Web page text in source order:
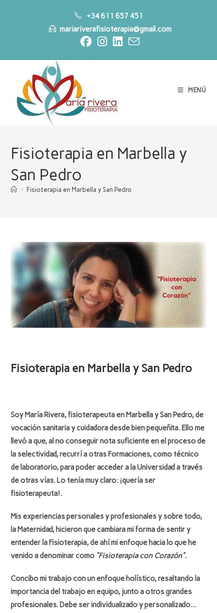
+34 611 657 451
mariariverafisioterapia@gmail.com
MENÚ
Fisioterapia en Marbella y
San Pedro
> Fisioterapia en Marbella y San Pedro
Fisioterapia en Marbella y San Pedro
Soy María Rivera, fisioterapeuta en Marbella y San Pedro, de
vocación sanitaria y cuidadora desde bien pequeñita. Ello me
llevó a que, al no conseguir nota suficiente en el proceso de
la selectividad, recurrí a otras Formaciones, como técnico
de laboratorio, para poder acceder a la Universidad a través
de otras vías. Lo tenía muy claro: ¡quería ser
fisioterapeuta!.
Mis experiencias personales y profesionales y sobre todo,
la Maternidad, hicieron que cambiara mi forma de sentir y
entender la Fisioterapia, de ahí mi enfoque hacia lo que he
venido a denominar como ”Fisioterapia con Corazón”.
Concibo mi trabajo con un enfoque holístico, resaltando la
importancia del trabajo en equipo, junto a otros grandes
profesionales. Debe ser individualizado y personalizado…